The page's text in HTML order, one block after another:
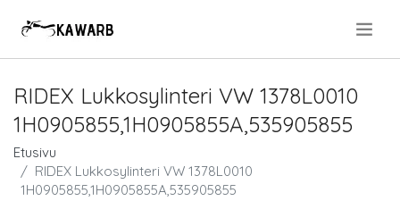
RIDEX Lukkosylinteri VW 1378L0010
1H0905855,1H0905855A,535905855
Etusivu
RIDEX Lukkosylinteri VW 1378L0010
1H0905855,1H0905855A,535905855